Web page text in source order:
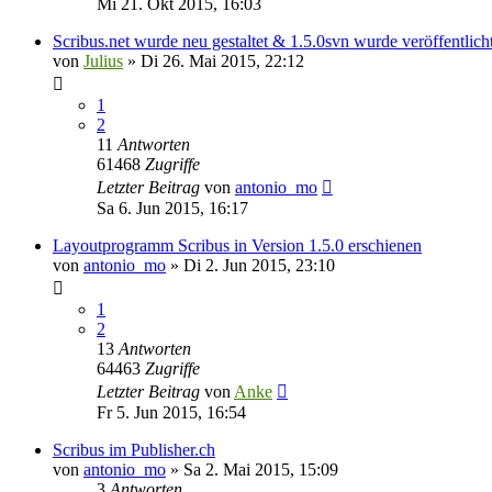
Scribus.net wurde neu gestaltet & 1.5.0svn wurde
von Julius » Di 26. Mai 2015, 22:12
1
2
11 Antworten
61468 Zugriffe
Letzter Beitrag von antonio_mo
Sa 6. Jun 2015, 16:17
Layoutprogramm Scribus in Version 1.5.0 erschienen
von antonio_mo » Di 2. Jun 2015, 23:10
1
2
13 Antworten
64463 Zugriffe
Letzter Beitrag von Anke
Fr 5. Jun 2015, 16:54
Scribus im Publisher.ch
von antonio_mo » Sa 2. Mai 2015, 15:09